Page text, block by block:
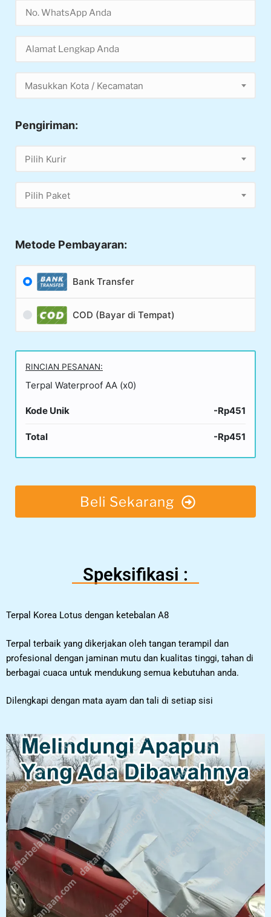
Masukkan Kota / Kecamatan
Pengiriman:
Pilih Kurir
Pilih Paket
Metode Pembayaran:
Bank Transfer
COD (Bayar di Tempat)
RINCIAN PESANAN:
Terpal Waterproof AA (x0)
Kode Unik -Rp451
Total -Rp451
Beli Sekarang
Speksifikasi :
Terpal Korea Lotus dengan ketebalan A8
Terpal terbaik yang dikerjakan oleh tangan terampil dan
profesional dengan jaminan mutu dan kualitas tinggi, tahan di
berbagai cuaca untuk mendukung semua kebutuhan anda.
Dilengkapi dengan mata ayam dan tali di setiap sisi